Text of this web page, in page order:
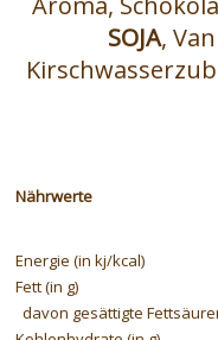
SOJA,
Nährwerte
Energie (in kj/kcal)
Fett (in g)
davon gesättigte